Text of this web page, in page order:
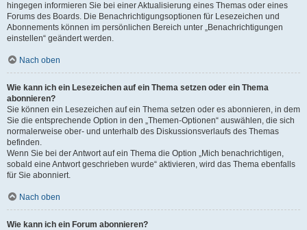
hingegen informieren Sie bei einer Aktualisierung eines Themas oder eines
Forums des Boards. Die Benachrichtigungsoptionen für Lesezeichen und
Abonnements können im persönlichen Bereich unter „Benachrichtigungen
einstellen“ geändert werden.
Nach oben
Wie kann ich ein Lesezeichen auf ein Thema setzen oder ein Thema
abonnieren?
Sie können ein Lesezeichen auf ein Thema setzen oder es abonnieren, in dem
Sie die entsprechende Option in den „Themen-Optionen“ auswählen, die sich
normalerweise ober- und unterhalb des Diskussionsverlaufs des Themas
befinden.
Wenn Sie bei der Antwort auf ein Thema die Option „Mich benachrichtigen,
sobald eine Antwort geschrieben wurde“ aktivieren, wird das Thema ebenfalls
für Sie abonniert.
Nach oben
Wie kann ich ein Forum abonnieren?